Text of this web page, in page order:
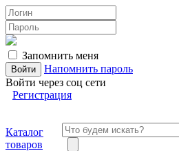
Запомнить меня
Напомнить пароль
Войти через соц сети
Регистрация
Каталог
товаров